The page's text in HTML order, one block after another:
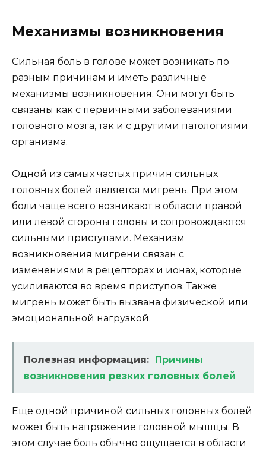
Механизмы возникновения
Сильная боль в голове может возникать по
разным причинам и иметь различные
механизмы возникновения. Они могут быть
связаны как с первичными заболеваниями
головного мозга, так и с другими патологиями
организма.
Одной из самых частых причин сильных
головных болей является мигрень. При этом
боли чаще всего возникают в области правой
или левой стороны головы и сопровождаются
сильными приступами. Механизм
возникновения мигрени связан с
изменениями в рецепторах и ионах, которые
усиливаются во время приступов. Также
мигрень может быть вызвана физической или
эмоциональной нагрузкой.
Полезная информация:
Причины
возникновения резких головных болей
Еще одной причиной сильных головных болей
может быть напряжение головной мышцы. В
этом случае боль обычно ощущается в области